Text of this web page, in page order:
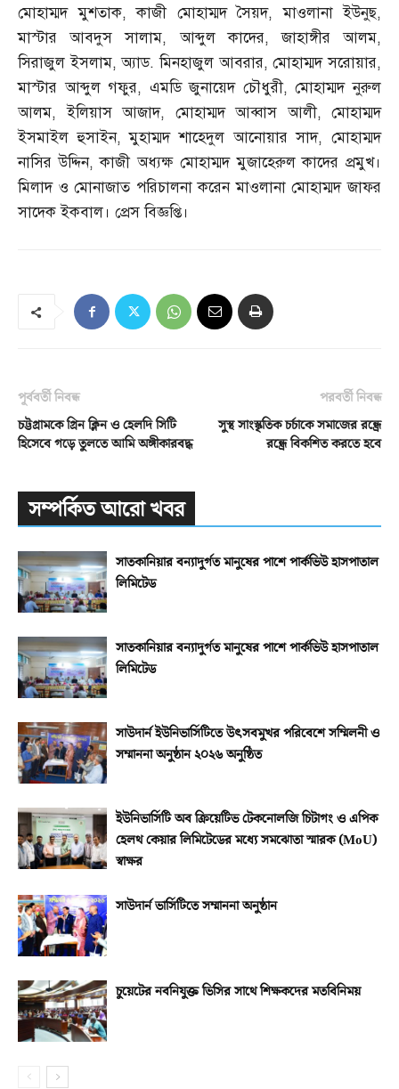
মোহাম্মদ মুশতাক,কাজী মোহাম্মদ সৈয়দ,মাওলানা ইউনুছ,
মাস্টার আবদুস সালাম,আব্দুল কাদের,জাহাঙ্গীর আলম,
সিরাজুল ইসলাম,অ্যাড.মিনহাজুল আবরার,মোহাম্মদ সরোয়ার,
মাস্টার আব্দুল গফুর, এমডি জুনায়েদ চৌধুরী,মোহাম্মদ নুরুল
আলম,ইলিয়াস আজাদ, মোহাম্মদ আব্বাস আলী, মোহাম্মদ
ইসমাইল হুসাইন,মুহাম্মদ শাহেদুল আনোয়ার সাদ,মোহাম্মদ
নাসির উদ্দিন,কাজী অধ্যক্ষ মোহাম্মদ মুজাহেরুল কাদের প্রমুখ।
মিলাদ ও মোনাজাত পরিচালনা করেন মাওলানা মোহাম্মদ জাফর
সাদেক ইকবাল। প্রেস বিজ্ঞপ্তি।
পূর্ববর্তী নিবন্ধ
চট্টগ্রামকে গ্রিন ক্লিন ও হেলদি সিটি
হিসেবে গড়ে তুলতে আমি অঙ্গীকারবদ্ধ
পরবর্তী নিবন্ধ
সুস্থ সাংস্কৃতিক চর্চাকে সমাজের রন্ধ্রে
রন্ধ্রে বিকশিত করতে হবে
সম্পর্কিত আরো খবর
সাতকানিয়ার বন্যাদুর্গত মানুষের পাশে পার্কভিউ হাসপাতাল
লিমিটেড
সাতকানিয়ার বন্যাদুর্গত মানুষের পাশে পার্কভিউ হাসপাতাল
লিমিটেড
সাউদার্ন ইউনিভার্সিটিতে উৎসবমুখর পরিবেশে সম্মিলনী ও
সম্মাননা অনুষ্ঠান ২০২৬ অনুষ্ঠিত
ইউনিভার্সিটি অব ক্রিয়েটিভ টেকনোলজি চিটাগং ও এপিক
হেলথ কেয়ার লিমিটেডের মধ্যে সমঝোতা স্মারক (MoU)
স্বাক্ষর
সাউদার্ন ভার্সিটিতে সম্মাননা অনুষ্ঠান
চুয়েটের নবনিযুক্ত ভিসির সাথে শিক্ষকদের মতবিনিময়